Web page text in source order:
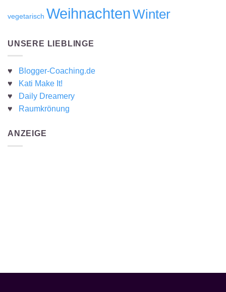
vegetarisch WeihnachtenWinter
UNSERE LIEBLINGE
♥
Blogger-Coaching.de
♥
Kati Make It!
♥
Daily Dreamery
♥
Raumkrönung
ANZEIGE